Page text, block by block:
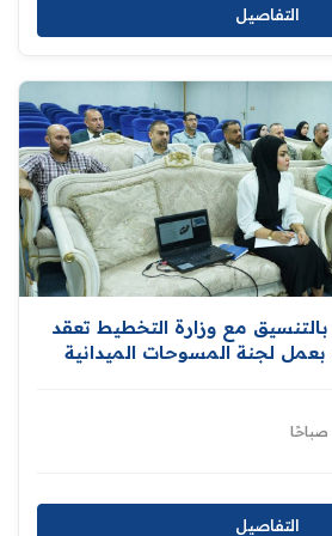
التفاصيل
مع وزارة التخطيط تعقد
لجنة المسوحات الميدانية
التفاصيل